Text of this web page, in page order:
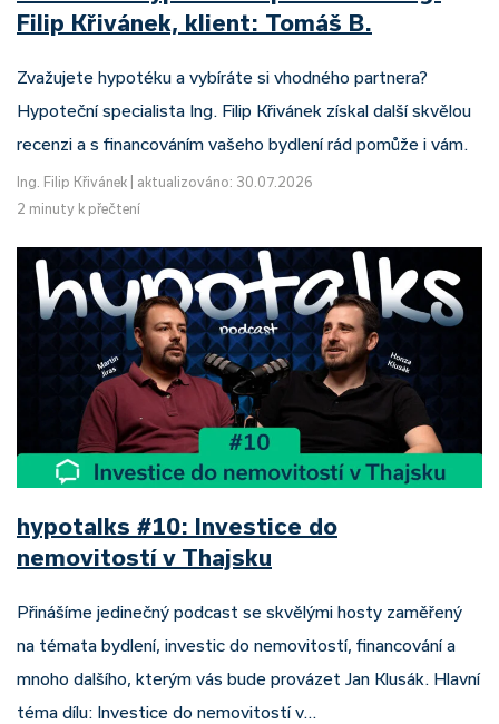
Filip Křivánek, klient: Tomáš B.
Zvažujete hypotéku a vybíráte si vhodného partnera?
Hypoteční specialista Ing. Filip Křivánek získal další skvělou
recenzi a s financováním vašeho bydlení rád pomůže i vám.
Ing. Filip Křivánek
aktualizováno: 30.07.2026
2 minuty k přečtení
hypotalks #10: Investice do
nemovitostí v Thajsku
Přinášíme jedinečný podcast se skvělými hosty zaměřený
na témata bydlení, investic do nemovitostí, financování a
mnoho dalšího, kterým vás bude provázet Jan Klusák. Hlavní
téma dílu: Investice do nemovitostí v…